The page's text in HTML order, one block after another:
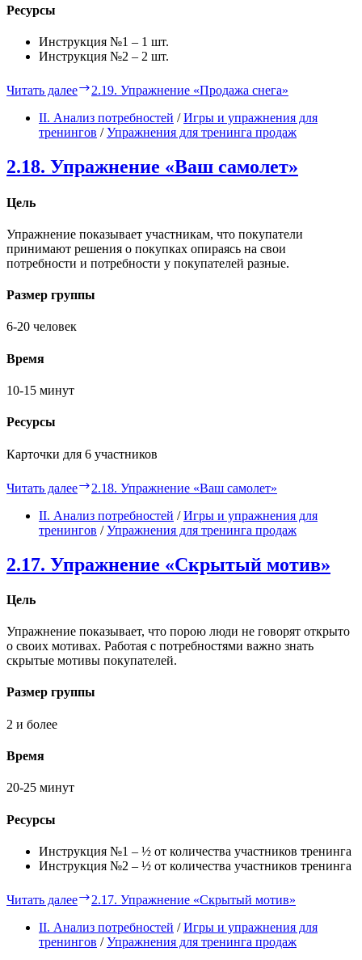
Ресурсы
Инструкция №1 – 1 шт.
Инструкция №2 – 2 шт.
Читать далее
2.19. Упражнение «Продажа снега»
II. Анализ потребностей /Игры и упражнения для
тренингов /Упражнения для тренинга продаж
2.18. Упражнение «Ваш самолет»
Цель
Упражнение показывает участникам, что покупатели
принимают решения о покупках опираясь на свои
потребности и потребности у покупателей разные.
Размер группы
6-20 человек
Время
10-15 минут
Ресурсы
Карточки для 6 участников
Читать далее
2.18. Упражнение «Ваш самолет»
II. Анализ потребностей /Игры и упражнения для
тренингов /Упражнения для тренинга продаж
2.17. Упражнение «Скрытый мотив»
Цель
Упражнение показывает, что порою люди не говорят открыто
о своих мотивах. Работая с потребностями важно знать
скрытые мотивы покупателей.
Размер группы
2 и более
Время
20-25 минут
Ресурсы
Инструкция №1 – ½ от количества участников тренинга
Инструкция №2 – ½ от количества участников тренинга
Читать далее
2.17. Упражнение «Скрытый мотив»
II. Анализ потребностей /Игры и упражнения для
тренингов /Упражнения для тренинга продаж